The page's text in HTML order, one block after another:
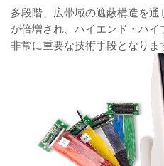
多段階、広帯域の遮蔽構造を
が倍増され、ハイエンド・ハ
非常に重要な技術手段となりま